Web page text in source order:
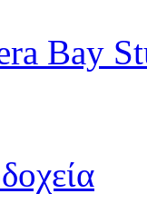
Bay